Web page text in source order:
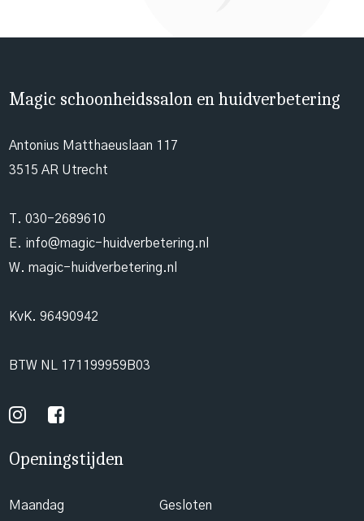
Magic schoonheidssalon en huidverbetering
Antonius Matthaeuslaan 117
3515 AR Utrecht
T. 030-2689610
E. info@magic-huidverbetering.nl
W. magic-huidverbetering.nl
KvK. 96490942
BTW NL 171199959B03
Openingstijden
Maandag
Gesloten